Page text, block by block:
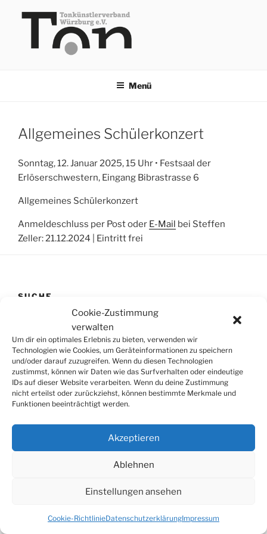
Cookie-Zustimmung
verwalten
Um dir ein optimales Erlebnis zu bieten, verwenden wir
Technologien wie Cookies, um Geräteinformationen zu speichern
und/oder darauf zuzugreifen. Wenn du diesen Technologien
zustimmst, können wir Daten wie das Surfverhalten oder eindeutige
IDs auf dieser Website verarbeiten. Wenn du deine Zustimmung
nicht erteilst oder zurückziehst, können bestimmte Merkmale und
Funktionen beeinträchtigt werden.
Akzeptieren
Ablehnen
Einstellungen ansehen
Cookie-RichtlinieDatenschutzerklärungImpressum
Inhalt
Menü
Allgemeines Schülerkonzert
Sonntag, 12. Januar 2025, 15 Uhr • Festsaal der
Erlöserschwestern, Eingang Bibrastrasse 6
Allgemeines Schülerkonzert
Anmeldeschluss per Post oder E-Mail bei Steffen
Zeller: 21.12.2024 | Eintritt frei
SUCHE
nach:
© 2026Tonkünstlerverband Würzburg e.V.